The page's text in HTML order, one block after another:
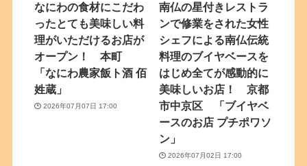
なにわの食材にこだわ
ったとても美味しい料
理がいただけるお店が
オープン！ 本町
「なにわ農家飯ト酒 佰
姓蔵」
2026年07月07日 17:00
南仏の星付きレストラ
ンで修業をされた女性
シェフによる南仏伝統
料理のブイヤベースを
はじめ全てが感動的に
美味しいお店！ 京都
市中京区 「ブイヤベ
ースのお店 プチポワソ
ン」
2026年07月02日 17:00